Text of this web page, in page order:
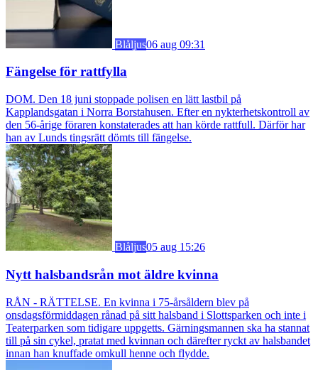
Blåljus06 aug 09:31
Fängelse för rattfylla
DOM. Den 18 juni stoppade polisen en lätt lastbil på
Kapplandsgatan i Norra Borstahusen. Efter en nykterhetskontroll av
den 56-årige föraren konstaterades att han körde rattfull. Därför har
han av Lunds tingsrätt dömts till fängelse.
Blåljus05 aug 15:26
Nytt halsbandsrån mot äldre kvinna
RÅN - RÄTTELSE. En kvinna i 75-årsåldern blev på
onsdagsförmiddagen rånad på sitt halsband i Slottsparken och inte i
Teaterparken som tidigare uppgetts. Gärningsmannen ska ha stannat
till på sin cykel, pratat med kvinnan och därefter ryckt av halsbandet
innan han knuffade omkull henne och flydde.